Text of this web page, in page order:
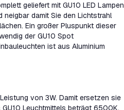
geliefert mit GU10 LED Lampen
neigbar damit Sie den Lichtstrahl
Ein großer Pluspunkt dieser
der GU10 Spot
ist aus Aluminium
von 3W. Damit ersetzen sie
Leuchtmittels beträgt 6500K.